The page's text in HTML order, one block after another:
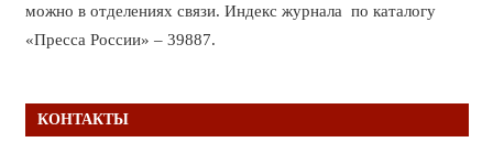
можно в отделениях связи. Индекс журнала по каталогу
«Пресса России» – 39887.
КОНТАКТЫ